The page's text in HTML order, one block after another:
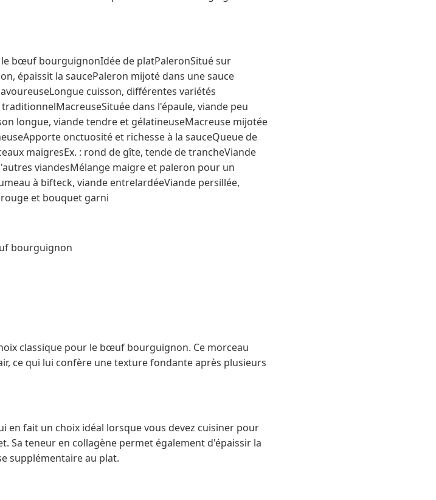
bœuf bourguignonIdée de platPaleronSitué sur
épaissit la saucePaleron mijoté dans une sauce
cuisson, différentes variétés
dans l'épaule, viande peu
longue, viande tendre et gélatineuseMacreuse mijotée
onctuosité et richesse à la sauceQueue de
maigresEx. : rond de gîte, tende de trancheViande
viandesMélange maigre et paleron pour un
à bifteck, viande entrelardéeViande persillée,
et bouquet garni
bourguignon
classique pour le bœuf bourguignon. Ce morceau
ce qui lui confère une texture fondante après plusieurs
en fait un choix idéal lorsque vous devez cuisiner pour
Sa teneur en collagène permet également d'épaissir la
supplémentaire au plat.